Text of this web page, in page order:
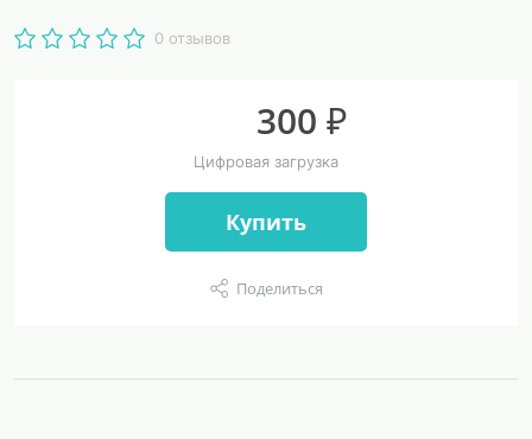
0 отзывов
300 ₽
Цифровая загрузка
Купить
Поделиться